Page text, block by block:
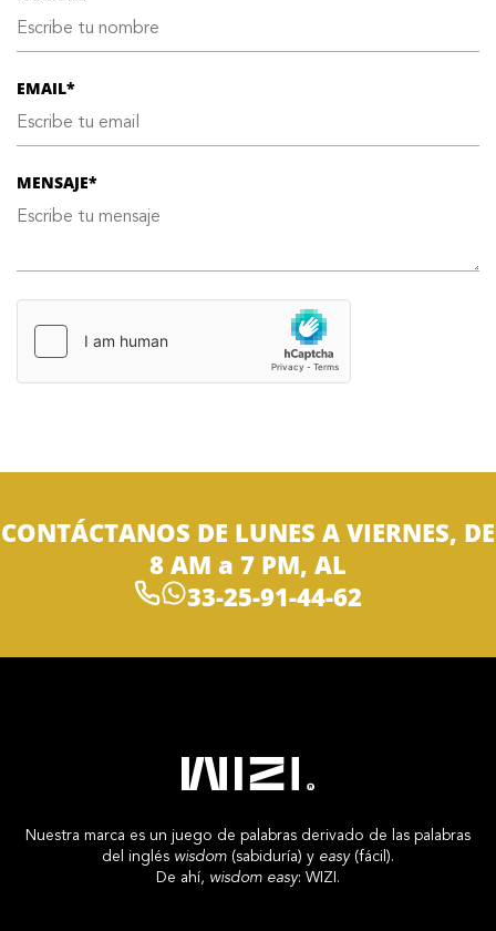
EMAIL*
MENSAJE*
CONTÁCTANOS DE LUNES A VIERNES, DE
8 AM a 7 PM, AL
33-25-91-44-62
Nuestra marca es un juego de palabras derivado de las palabras
del inglés wisdom (sabiduría) y easy(fácil).
De ahí, wisdom easy: WIZI.